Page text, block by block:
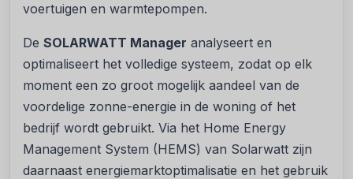
voertuigen en warmtepompen.
De SOLARWATT Manager analyseert en
optimaliseert het volledige systeem, zodat op elk
moment een zo groot mogelijk aandeel van de
voordelige zonne-energie in de woning of het
bedrijf wordt gebruikt. Via het Home Energy
Management System (HEMS) van Solarwatt zijn
daarnaast energiemarktoptimalisatie en het gebruik